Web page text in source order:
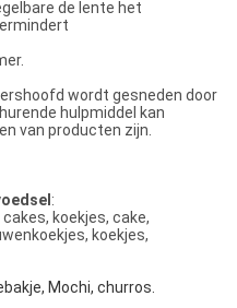
de lente het
wordt gesneden door
hulpmiddel kan
van producten zijn.
:
cakes, koekjes, cake,
koekjes,
Mochi, churros.